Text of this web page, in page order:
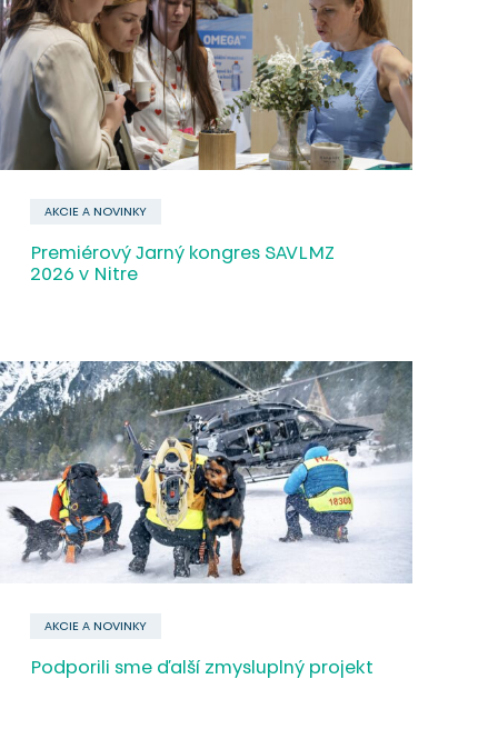
AKCIE A NOVINKY
Premiérový Jarný kongres SAVLMZ
2026 v Nitre
AKCIE A NOVINKY
Podporili sme ďalší zmysluplný projekt